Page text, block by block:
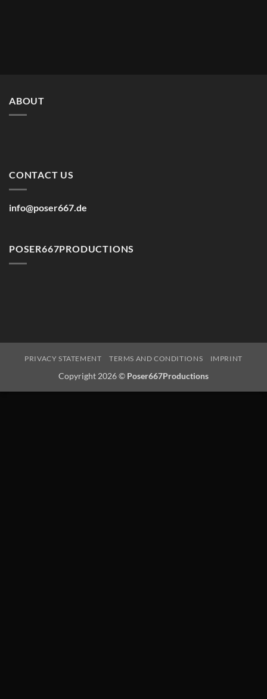
ABOUT
CONTACT US
info@poser667.de
POSER667PRODUCTIONS
PRIVACY STATEMENT TERMS AND CONDITIONS IMPRINT
Copyright 2026 © Poser667Productions